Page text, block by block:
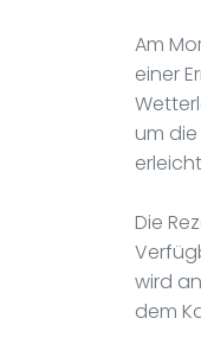
Am
einer
um
Die
wird
dem